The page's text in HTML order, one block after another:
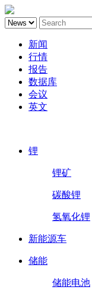
新闻
行情
报告
数据库
会议
英文
锂
锂矿
碳酸锂
氢氧化锂
新能源车
储能
储能电池